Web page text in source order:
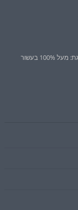
עלייה חדה במחירי הדירות בכרמי גת: מעל 100% בעשור